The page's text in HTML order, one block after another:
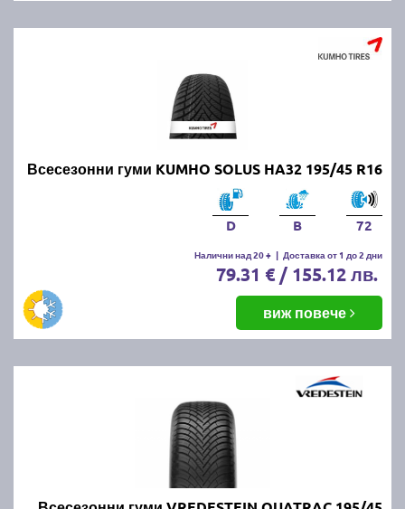
Всесезонни гуми KUMHO SOLUS HA32 195/45 R16
D B 72
Налични над 20 + | Доставка от 1 до 2 дни
79.31 € / 155.12 лв.
виж повече